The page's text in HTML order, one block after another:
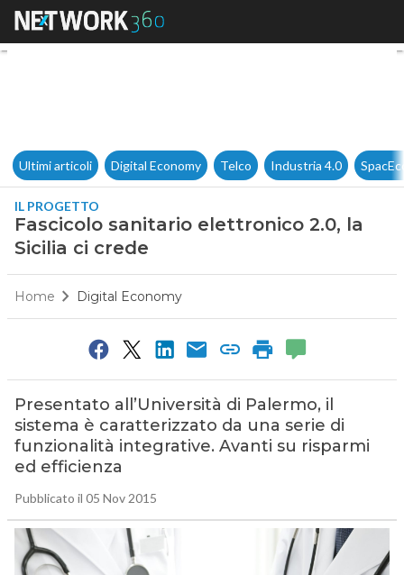
Fascicolo sanitario
Ultimi articoli Digital Economy Telco Industria 4.0
IL PROGETTO
Fascicolo sanitario elettronico 2.0, la
Sicilia ci crede
Home Digital Economy
Presentato all’Università di Palermo, il
sistema è caratterizzato da una serie di
funzionalità integrative. Avanti su risparmi
ed efficienza
Pubblicato il 05 Nov 2015